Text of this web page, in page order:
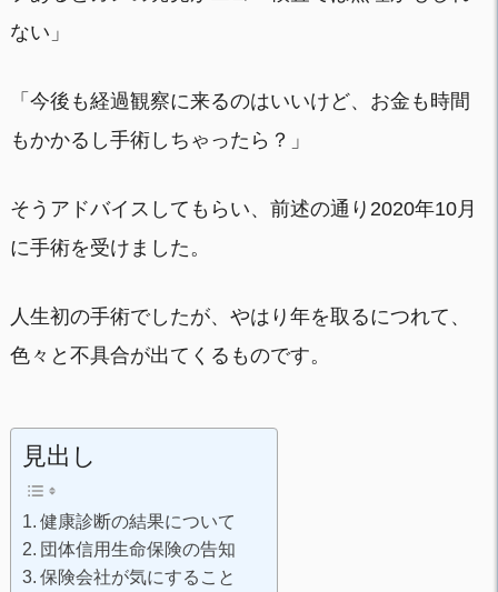
ない」
「今後も経過観察に来るのはいいけど、お金も時間
もかかるし手術しちゃったら？」
そうアドバイスしてもらい、前述の通り2020年10月
に手術を受けました。
人生初の手術でしたが、やはり年を取るにつれて、
色々と不具合が出てくるものです。
見出し
健康診断の結果について
団体信用生命保険の告知
保険会社が気にすること